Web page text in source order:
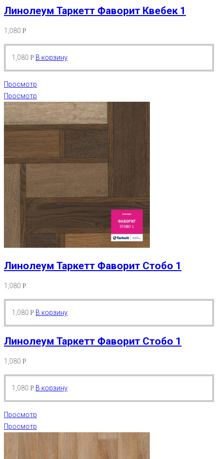
Линолеум Таркетт Фаворит Квебек 1
1,080 Р
1,080 Р В корзину
Просмотр
Просмотр
Линолеум Таркетт Фаворит Стобо 1
1,080 Р
1,080 Р В корзину
Линолеум Таркетт Фаворит Стобо 1
1,080 Р
1,080 Р В корзину
Просмотр
Просмотр